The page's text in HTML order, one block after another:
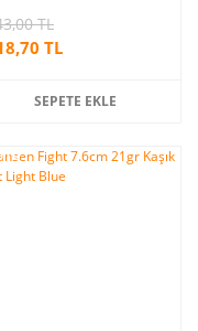
TL
TL
SEPETE EKLE